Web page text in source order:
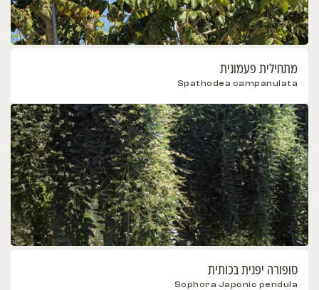
מתחילית פעמונית
Spathodea campanulata
סופורה יפנית בכותית
Sophora Japonic pendula